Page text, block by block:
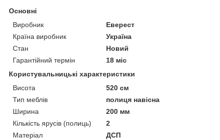
Основні
Виробник
Еверест
Країна виробник
Україна
Стан
Новий
Гарантійний термін
18 міс
Користувальницькі характеристики
Висота
520 см
Тип меблів
полиця навісна
Ширина
200 мм
Кількість ярусів (полиць)
2
Матеріал
ДСП